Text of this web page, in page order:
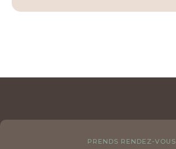
PRENDS RENDEZ-VOUS